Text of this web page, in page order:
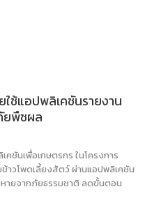
ใช้แอปพลิเคชันรายงาน
ยพืชผล
ชันเพื่อเกษตรกร ในโครงการ
าวโพดเลี้ยงสัตว์ ผ่านแอปพลิเคชัน
หายจากภัยธรรมชาติ ลดขั้นตอน